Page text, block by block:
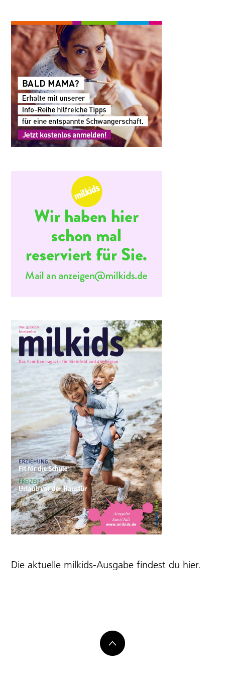
Die aktuelle milkids-Ausgabe findest du hier.